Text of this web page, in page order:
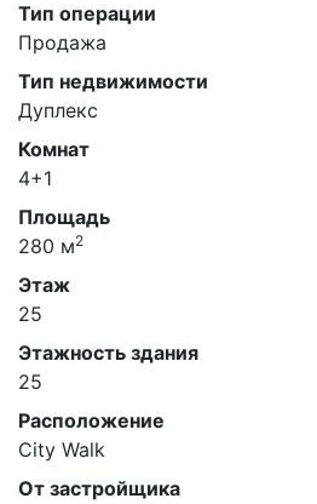
Тип операции
Продажа
Тип недвижимости
Дуплекс
Комнат
4+1
Площадь
280 м2
Этаж
25
Этажность здания
25
Расположение
City Walk
От застройщика